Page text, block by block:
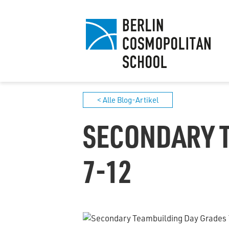
< Alle Blog-Artikel
SECONDARY
7-12